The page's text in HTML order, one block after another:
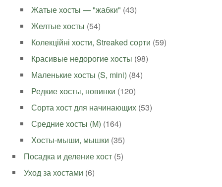
Жатые хосты — "жабки" (43)
Желтые хосты (54)
Колекційні хости, Streaked сорти (59)
Красивые недорогие хосты (98)
Маленькие хосты (S, mini) (84)
Редкие хосты, новинки (120)
Сорта хост для начинающих (53)
Средние хосты (M) (164)
Хосты-мыши, мышки (35)
Посадка и деление хост (5)
Уход за хостами (6)